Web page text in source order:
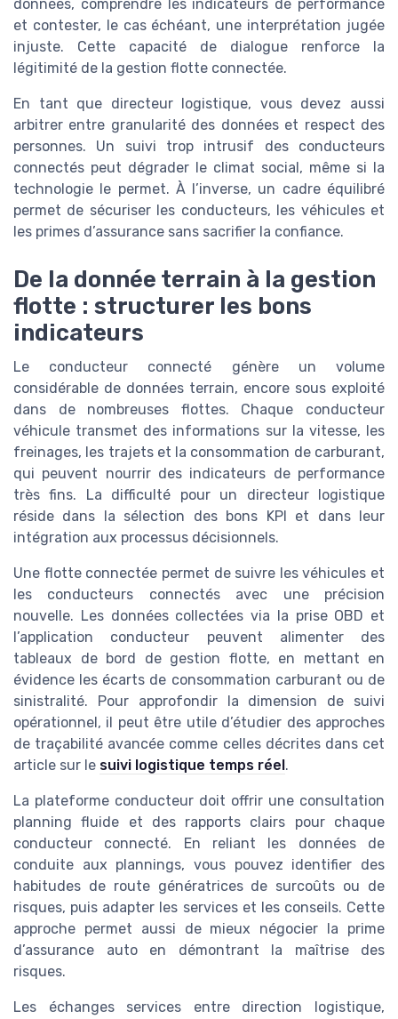
données, comprendre les indicateurs de performance
et contester, le cas échéant, une interprétation jugée
injuste. Cette capacité de dialogue renforce la
légitimité de la gestion flotte connectée.
En tant que directeur logistique, vous devez aussi
arbitrer entre granularité des données et respect des
personnes. Un suivi trop intrusif des conducteurs
connectés peut dégrader le climat social, même si la
technologie le permet. À l’inverse, un cadre équilibré
permet de sécuriser les conducteurs, les véhicules et
les primes d’assurance sans sacrifier la confiance.
De la donnée terrain à la gestion
flotte : structurer les bons
indicateurs
Le conducteur connecté génère un volume
considérable de données terrain, encore sous exploité
dans de nombreuses flottes. Chaque conducteur
véhicule transmet des informations sur la vitesse, les
freinages, les trajets et la consommation de carburant,
qui peuvent nourrir des indicateurs de performance
très fins. La difficulté pour un directeur logistique
réside dans la sélection des bons KPI et dans leur
intégration aux processus décisionnels.
Une flotte connectée permet de suivre les véhicules et
les conducteurs connectés avec une précision
nouvelle. Les données collectées via la prise OBD et
l’application conducteur peuvent alimenter des
tableaux de bord de gestion flotte, en mettant en
évidence les écarts de consommation carburant ou de
sinistralité. Pour approfondir la dimension de suivi
opérationnel, il peut être utile d’étudier des approches
de traçabilité avancée comme celles décrites dans cet
article sur le suivi logistique temps réel .
La plateforme conducteur doit offrir une consultation
planning fluide et des rapports clairs pour chaque
conducteur connecté. En reliant les données de
conduite aux plannings, vous pouvez identifier des
habitudes de route génératrices de surcoûts ou de
risques, puis adapter les services et les conseils. Cette
approche permet aussi de mieux négocier la prime
d’assurance auto en démontrant la maîtrise des
risques.
Les échanges services entre direction logistique,